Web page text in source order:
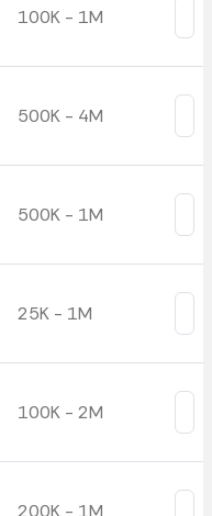
100K - 1M
500K - 4M
500K - 1M
25K - 1M
100K - 2M
200K - 1M